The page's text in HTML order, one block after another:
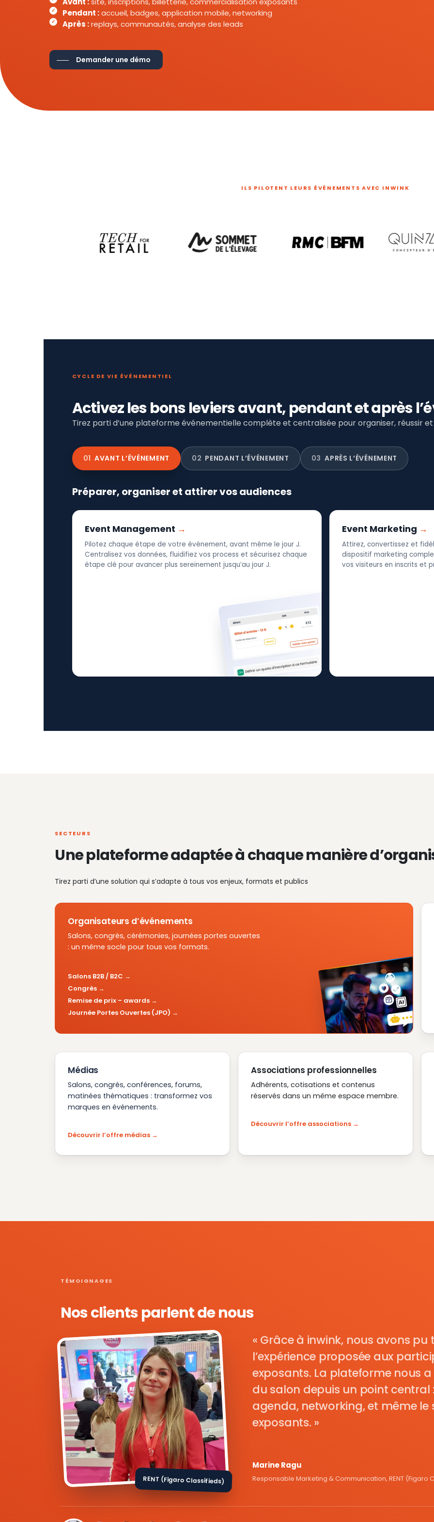
Pendant :accueil, badges, application mobile, networking
Après :replays, communautés, analyse des leads
Demander une démo
ILS PILOTENT LEURS ÉVÉNEMENTS AVEC INWINK
CYCLE DE VIE ÉVÉNEMENTIEL
Activez les bons leviers avant, pendant et après
Tirez parti d’une plateforme événementielle complète et centralisée pour organiser, réussir
01 AVANT L’ÉVÉNEMENT 02 PENDANT L’ÉVÉNEMENT 03 APRÈS L’ÉVÉNEMENT
Préparer, organiser et attirer vos audiences
Event Management
Pilotez chaque étape de votre événement, avant même le jour J.
Centralisez vos données, fluidifiez vos process et sécurisez chaque
étape clé pour avancer plus sereinement jusqu’au jour J.
Event Marketing
Attirez, convertissez et
dispositif marketing
vos visiteurs en inscrits et
SECTEURS
Une plateforme adaptée à chaque manière
Tirez parti d’une solution qui s’adapte à tous vos enjeux, formats et publics
Organisateurs d’événements
Salons, congrès, cérémonies, journées portes ouvertes
: un même socle pour tous vos formats.
Salons B2B / B2C
Congrès
Remise de prix – awards
Journée Portes Ouvertes (JPO)
Médias
Salons, congrès, conférences, forums,
matinées thématiques : transformez vos
marques en événements.
Découvrir l’offre médias
Associations professionnelles
Adhérents, cotisations et contenus
réservés dans un même espace membre.
Découvrir l’offre associations
TÉMOIGNAGES
Nos clients parlent de nous
RENT (Figaro Classifieds)
Grâce à inwink, nous avons
l’expérience proposée aux
exposants. La plateforme nous
du salon depuis un point central
agenda, networking, et même le
exposants.
Marine Ragu
Responsable Marketing & Communication, RENT (Figaro